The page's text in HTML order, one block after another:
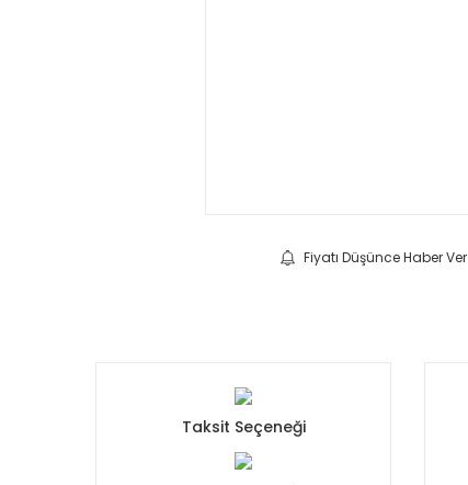
Fiyatı Düşünce Haber Ver
Taksit Seçeneği